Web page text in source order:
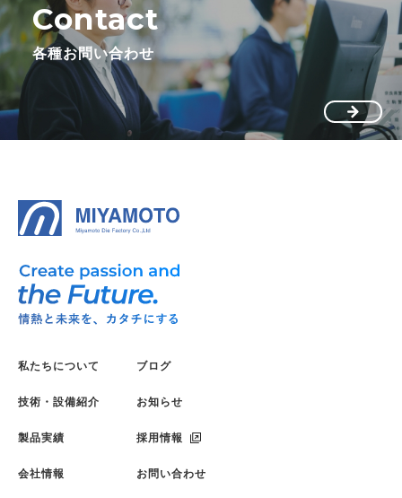
Contact
各種お問い合わせ
私たちについて
技術・設備紹介
製品実績
会社情報
ブログ
お知らせ
採用情報
お問い合わせ